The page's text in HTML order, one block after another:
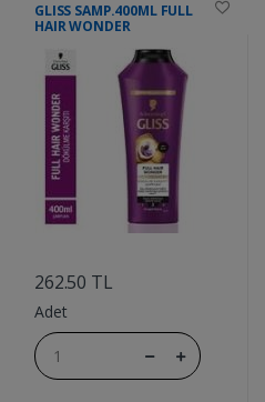
GLISS SAMP.400ML FULL
HAIR WONDER
262.50 TL
Adet